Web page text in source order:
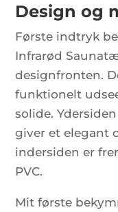
Design og
Første indtryk
Infrarød
designfronten.
funktionelt
solide.
giver et elegant
indersiden er
PVC.
Mit første